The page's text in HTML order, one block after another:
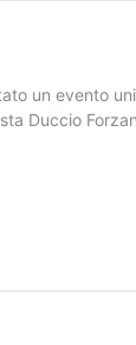
un evento
Duccio